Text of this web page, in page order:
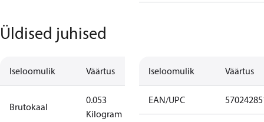
Üldised juhised
Iseloomulik Väärtus
Brutokaal
0.053
Kilogram
Iseloomulik Väärtus
EAN/UPC